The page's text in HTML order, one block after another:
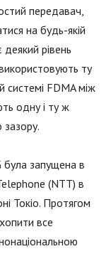
передавач,
на будь-якій
рівень
ту
системі FDMA між
одну і ту ж
була запущена в
(NTT) в
Токіо. Протягом
все